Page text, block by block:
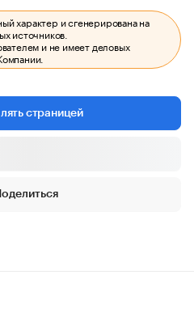
характер и сгенерирована на
источников.
и не имеет деловых
страницей